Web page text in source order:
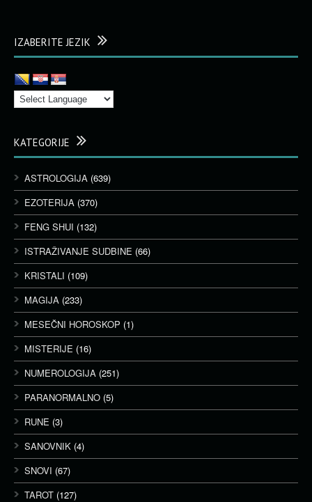
IZABERITE JEZIK
KATEGORIJE
ASTROLOGIJA (639)
EZOTERIJA (370)
FENG SHUI (132)
ISTRAŽIVANJE SUDBINE (66)
KRISTALI (109)
MAGIJA (233)
MESEČNI HOROSKOP (1)
MISTERIJE (16)
NUMEROLOGIJA (251)
PARANORMALNO (5)
RUNE (3)
SANOVNIK (4)
SNOVI (67)
TAROT (127)